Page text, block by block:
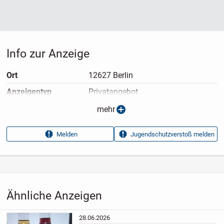
Ähnliche Anzeigen
28.06.2026
Info zur Anzeige
Ort
12627 Berlin
Anzeigen­typ
Privatangebot
07.07.2026
Anzeigen­kennung
2e0e8c67
Aufrufe dieser
45
Alkohol
mehr
Melden Jugendschutzverstoß melden